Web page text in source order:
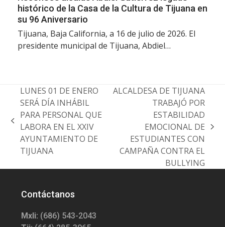
histórico de la Casa de la Cultura de Tijuana en
su 96 Aniversario
Tijuana, Baja California, a 16 de julio de 2026. El
presidente municipal de Tijuana, Abdiel…
previous
post:
LUNES 01 DE ENERO
SERÁ DÍA INHÁBIL
PARA PERSONAL QUE
LABORA EN EL XXIV
AYUNTAMIENTO DE
TIJUANA
post:
ALCALDESA DE TIJUANA
TRABAJÓ POR
ESTABILIDAD
EMOCIONAL DE
ESTUDIANTES CON
CAMPAÑA CONTRA EL
BULLYING
Contáctanos
Mxli: (686) 543-2043